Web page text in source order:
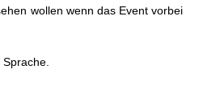
wollen wenn das Event vorbei